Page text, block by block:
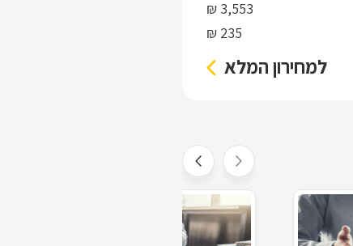
3,553 ₪
235 ₪
למחירון המלא